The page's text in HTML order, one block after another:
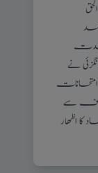
نے
طرف سے
کا اظھار